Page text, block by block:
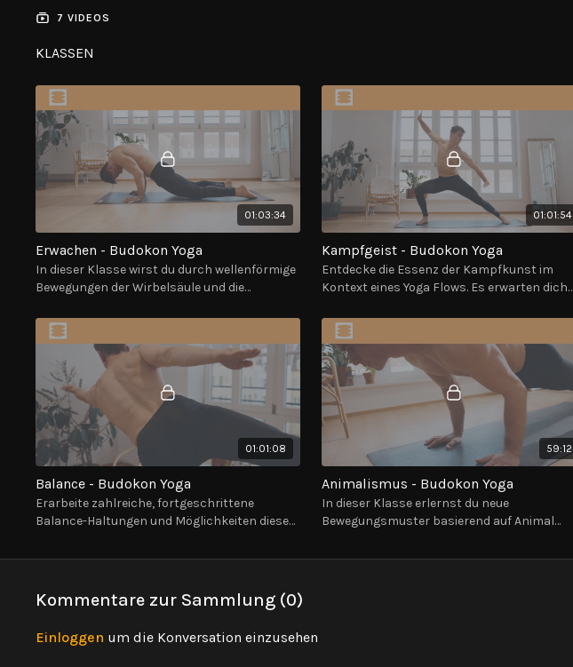
7 VIDEOS
KLASSEN
01:03:34
Erwachen - Budokon Yoga
In dieser Klasse wirst du durch wellenförmige
Bewegungen der Wirbelsäule und die
geführt.
01:01:54
Kampfgeist - Budokon Yoga
Entdecke die Essenz der Kampfkunst im
Kontext eines Yoga Flows. Es erwarten dich
Kriegerhaltungen.
01:01:08
Balance - Budokon Yoga
Erarbeite zahlreiche, fortgeschrittene
Balance-Haltungen und Möglichkeiten diese
59:12
Animalismus - Budokon Yoga
In dieser Klasse erlernst du neue
Bewegungsmuster basierend auf Animal
ganz besonderen Yoga Flow.
Kommentare zur Sammlung (0)
Einloggen um die Konversation einzusehen